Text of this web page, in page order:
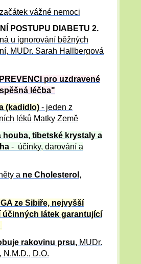
začátek vážné nemoci
NÍ POSTUPU DIABETU 2.
u ignorování běžných
MUDr. Sarah Hallbergová
pro uzdravené
léčba"
(kadidlo) - jeden z
léků Matky Země
houba, tibetské krystaly a
- účinky, darování a
a ne Cholesterol ,
ze Sibiře, nejvyšší
účinných látek garantující
rakovinu prsu, MUDr.
N.M.D., D.O.